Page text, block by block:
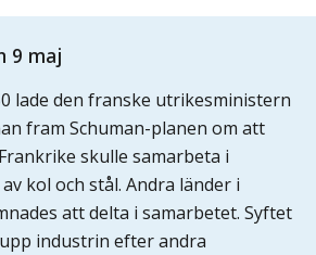
9 maj
lade den franske utrikesministern
fram Schuman-planen om att
skulle samarbeta i
kol och stål. Andra länder i
att delta i samarbetet. Syftet
industrin efter andra